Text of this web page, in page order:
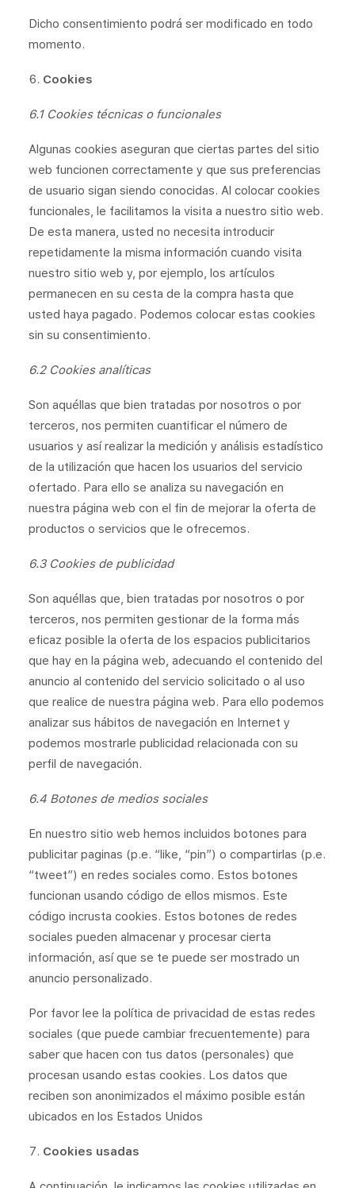
Dicho consentimiento podrá ser modificado en todo
momento.
Cookies
6.1 Cookies técnicas o funcionales
Algunas cookies aseguran que ciertas partes del sitio
web funcionen correctamente y que sus preferencias
de usuario sigan siendo conocidas. Al colocar cookies
funcionales, le facilitamos la visita a nuestro sitio web.
De esta manera, usted no necesita introducir
repetidamente la misma información cuando visita
nuestro sitio web y, por ejemplo, los artículos
permanecen en su cesta de la compra hasta que
usted haya pagado. Podemos colocar estas cookies
sin su consentimiento.
6.2 Cookies analíticas
Son aquéllas que bien tratadas por nosotros o por
terceros, nos permiten cuantificar el número de
usuarios y así realizar la medición y análisis estadístico
de la utilización que hacen los usuarios del servicio
ofertado. Para ello se analiza su navegación en
nuestra página web con el fin de mejorar la oferta de
productos o servicios que le ofrecemos.
6.3 Cookies de publicidad
Son aquéllas que, bien tratadas por nosotros o por
terceros, nos permiten gestionar de la forma más
eficaz posible la oferta de los espacios publicitarios
que hay en la página web, adecuando el contenido del
anuncio al contenido del servicio solicitado o al uso
que realice de nuestra página web. Para ello podemos
analizar sus hábitos de navegación en Internet y
podemos mostrarle publicidad relacionada con su
perfil de navegación.
6.4 Botones de medios sociales
En nuestro sitio web hemos incluidos botones para
publicitar paginas (p.e. “like, “pin”) o compartirlas (p.e.
“tweet”) en redes sociales como. Estos botones
funcionan usando código de ellos mismos. Este
código incrusta cookies. Estos botones de redes
sociales pueden almacenar y procesar cierta
información, así que se te puede ser mostrado un
anuncio personalizado.
Por favor lee la política de privacidad de estas redes
sociales (que puede cambiar frecuentemente) para
saber que hacen con tus datos (personales) que
procesan usando estas cookies. Los datos que
reciben son anonimizados el máximo posible están
ubicados en los Estados Unidos
Cookies usadas